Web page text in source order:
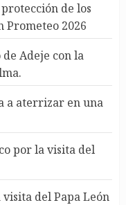
de los
Prometeo 2026
Adeje con la
a aterrizar en una
por la visita del
del Papa León